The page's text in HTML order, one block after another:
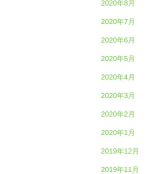
2020年8月
2020年7月
2020年6月
2020年5月
2020年4月
2020年3月
2020年2月
2020年1月
2019年12月
2019年11月